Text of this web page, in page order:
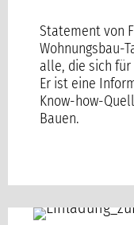
Statement von
Wohnungsbau-
alle, die sich für
Er ist eine
Know-how-
Bauen.